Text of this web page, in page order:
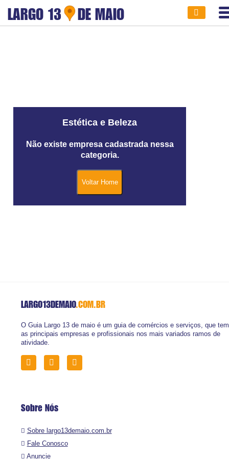
LARGO 13 DE MAIO
Estética e Beleza
Não existe empresa cadastrada nessa
categoria.
LARGO13DEMAIO.COM.BR
O Guia Largo 13 de maio é um guia de comércios e serviços, que tem
as principais empresas e profissionais nos mais variados ramos de
atividade.
Sobre Nós
Sobre largo13demaio.com.br
Fale Conosco
Anuncie